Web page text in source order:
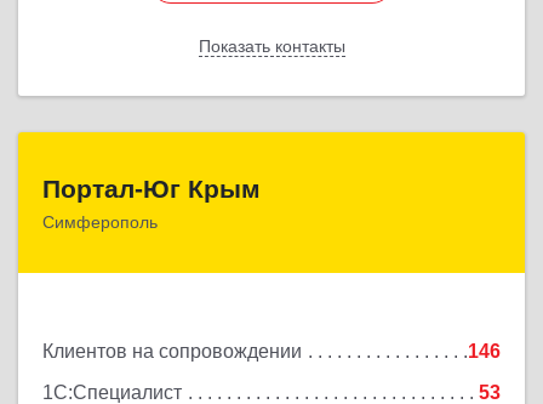
Показать контакты
Назад
Портал-Юг Крым
Симферополь
Клиентов на сопровождении
146
1С:Специалист
53
295015, Крым Респ, Симферополь г, Козлова ул,